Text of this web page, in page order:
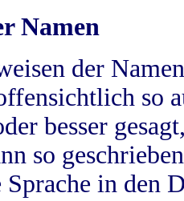
Namen
der
so
besser
so
Sprache in